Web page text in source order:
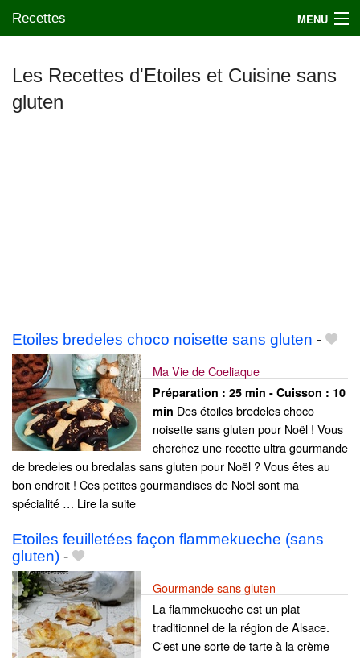
Recettes MENU
Mes blogs préférés
Les Recettes d'Etoiles et Cuisine sans
gluten
Etoiles bredeles choco noisette sans gluten -
Ma Vie de Coeliaque
Préparation : 25 min - Cuisson : 10
min Des étoiles bredeles choco
noisette sans gluten pour Noël ! Vous
cherchez une recette ultra gourmande
de bredeles ou bredalas sans gluten pour Noël ? Vous êtes au
bon endroit ! Ces petites gourmandises de Noël sont ma
spécialité … Lire la suite­­
Etoiles feuilletées façon flammekueche (sans
gluten) -
Gourmande sans gluten
La flammekueche est un plat
traditionnel de la région de Alsace.
C'est une sorte de tarte à la crème